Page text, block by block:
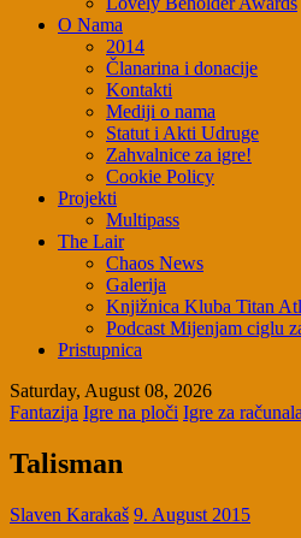
O Nama
2014
Članarina i donacije
Kontakti
Mediji o nama
Statut i Akti Udruge
Zahvalnice za igre!
Cookie Policy
Projekti
Multipass
The Lair
Chaos News
Galerija
Knjižnica Kluba Titan
Podcast Mijenjam ciglu
Pristupnica
Saturday, August 08, 2026
Fantazija Igre na ploči Igre za
Talisman
Slaven Karakaš 9. August 2015